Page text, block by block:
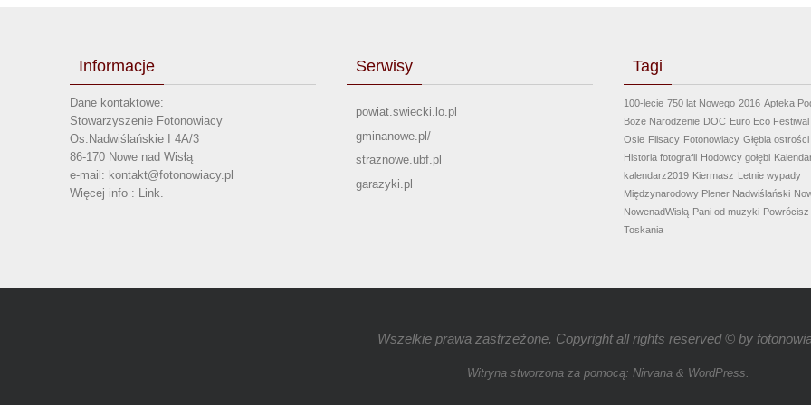
Informacje
Dane kontaktowe:
Stowarzyszenie Fotonowiacy
Os.Nadwiślańskie I 4A/3
86-170 Nowe nad Wisłą
e-mail: kontakt@fotonowiacy.pl
Więcej info : Link.
Serwisy
powiat.swiecki.lo.pl
gminanowe.pl/
straznowe.ubf.pl
garazyki.pl
Tagi
100-lecie 750 lat Nowego 2016 Apteka
Boże Narodzenie DOC Euro Eco Festiwal
Osie Flisacy Fotonowiacy Głębia ostrości
Historia fotografii Hodowcy gołębi
kalendarz2019 Kiermasz Letnie wypady
Międzynarodowy Plener Nadwiślański
NowenadWisłą Pani od muzyki Powrócisz
Toskania
Wszelkie prawa zastrzeżone. Copyright all rights reserved © by
Witryna stworzona za pomocą: Nirvana & WordPress.